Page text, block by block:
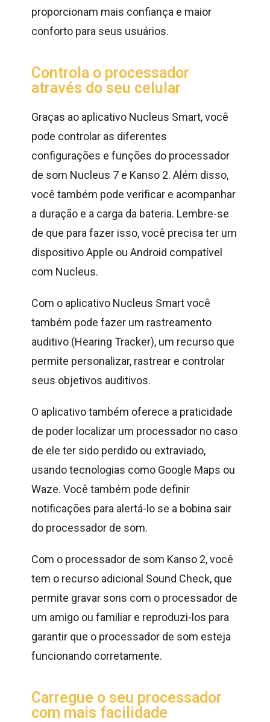
proporcionam mais confiança e maior
conforto para seus usuários.
Controla o processador
através do seu celular
Graças ao aplicativo Nucleus Smart, você
pode controlar as diferentes
configurações e funções do processador
de som Nucleus 7 e Kanso 2. Além disso,
você também pode verificar e acompanhar
a duração e a carga da bateria. Lembre-se
de que para fazer isso, você precisa ter um
dispositivo Apple ou Android compatível
com Nucleus.
Com o aplicativo Nucleus Smart você
também pode fazer um rastreamento
auditivo (Hearing Tracker), um recurso que
permite personalizar, rastrear e controlar
seus objetivos auditivos.
O aplicativo também oferece a praticidade
de poder localizar um processador no caso
de ele ter sido perdido ou extraviado,
usando tecnologias como Google Maps ou
Waze. Você também pode definir
notificações para alertá-lo se a bobina sair
do processador de som.
Com o processador de som Kanso 2, você
tem o recurso adicional Sound Check, que
permite gravar sons com o processador de
um amigo ou familiar e reproduzi-los para
garantir que o processador de som esteja
funcionando corretamente.
Carregue o seu processador
com mais facilidade